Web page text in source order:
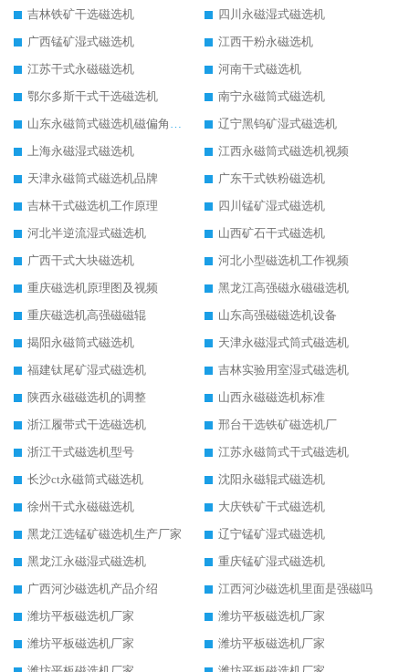
吉林铁矿干选磁选机
四川永磁湿式磁选机
广西锰矿湿式磁选机
江西干粉永磁选机
江苏干式永磁磁选机
河南干式磁选机
鄂尔多斯干式干选磁选机
南宁永磁筒式磁选机
山东永磁筒式磁选机磁偏角怎么调整
辽宁黑钨矿湿式磁选机
上海永磁湿式磁选机
江西永磁筒式磁选机视频
天津永磁筒式磁选机品牌
广东干式铁粉磁选机
吉林干式磁选机工作原理
四川锰矿湿式磁选机
河北半逆流湿式磁选机
山西矿石干式磁选机
广西干式大块磁选机
河北小型磁选机工作视频
重庆磁选机原理图及视频
黑龙江高强磁永磁磁选机
重庆磁选机高强磁磁辊
山东高强磁磁选机设备
揭阳永磁筒式磁选机
天津永磁湿式筒式磁选机
福建钛尾矿湿式磁选机
吉林实验用室湿式磁选机
陕西永磁磁选机的调整
山西永磁磁选机标准
浙江履带式干选磁选机
邢台干选铁矿磁选机厂
浙江干式磁选机型号
江苏永磁筒式干式磁选机
长沙ct永磁筒式磁选机
沈阳永磁辊式磁选机
徐州干式永磁磁选机
大庆铁矿干式磁选机
黑龙江选锰矿磁选机生产厂家
辽宁锰矿湿式磁选机
黑龙江永磁湿式磁选机
重庆锰矿湿式磁选机
广西河沙磁选机产品介绍
江西河沙磁选机里面是强磁吗
潍坊平板磁选机厂家
潍坊平板磁选机厂家
潍坊平板磁选机厂家
潍坊平板磁选机厂家